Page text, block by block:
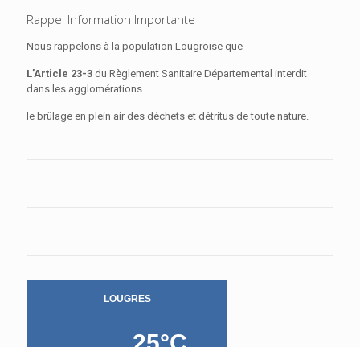
Rappel Information Importante
Nous rappelons à la population Lougroise que
L’Article 23-3 du Règlement Sanitaire Départemental interdit
dans les agglomérations
le brûlage en plein air des déchets et détritus de toute nature.